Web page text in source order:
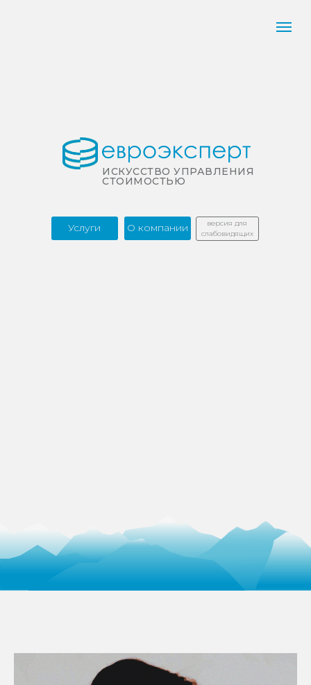
ИСКУССТВО УПРАВЛЕНИЯ
СТОИМОСТЬЮ
Услуги
версия для
слабовидящих
О компании